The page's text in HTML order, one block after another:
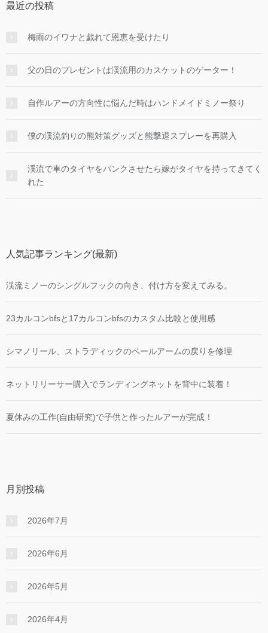
最近の投稿
梅雨のイワナと戯れて恩恵を受けたり
父の日のプレゼントは渓流用のカスケットのゲーター！
自作ルアーの方向性に悩んだ時はハンドメイドミノー祭り
僕の渓流釣りの熊対策グッズと熊撃退スプレーを再購入
渓流で車のタイヤをパンクさせたら嫁がタイヤを持ってきてく
れた
人気記事ランキング(最新)
渓流ミノーのシングルフックの向き、付け方を変えてみる。
23カルコンbfsと17カルコンbfsのカスタム比較と使用感
シマノリール、ストラディックのベールアームの戻りを修理
ネットリリーサー購入でランディングネットを背中に装着！
夏休みの工作(自由研究)で子供と作ったルアーが完成！
月別投稿
2026年7月
2026年6月
2026年5月
2026年4月